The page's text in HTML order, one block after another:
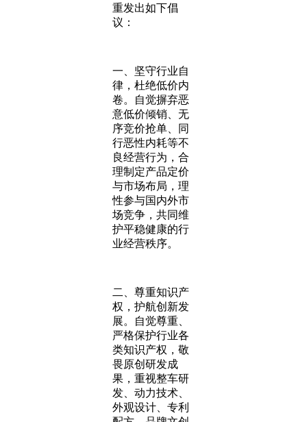
重发出如下倡
议：
一、坚守行业自
律，杜绝低价内
卷。自觉摒弃恶
意低价倾销、无
序竞价抢单、同
行恶性内耗等不
良经营行为，合
理制定产品定价
与市场布局，理
性参与国内外市
场竞争，共同维
护平稳健康的行
业经营秩序。
二、尊重知识产
权，护航创新发
展。自觉尊重、
严格保护行业各
类知识产权，敬
畏原创研发成
果，重视整车研
发、动力技术、
外观设计、专利